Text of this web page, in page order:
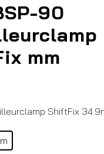
90
mm
ShiftFix